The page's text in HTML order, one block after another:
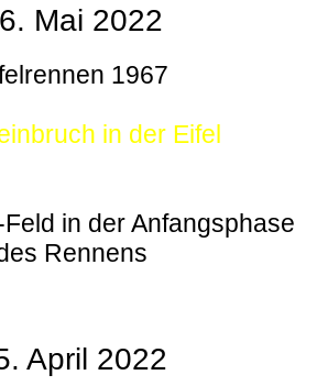
Mai 2022
1967
in der Eifel
in der Anfangsphase
Rennens
April 2022